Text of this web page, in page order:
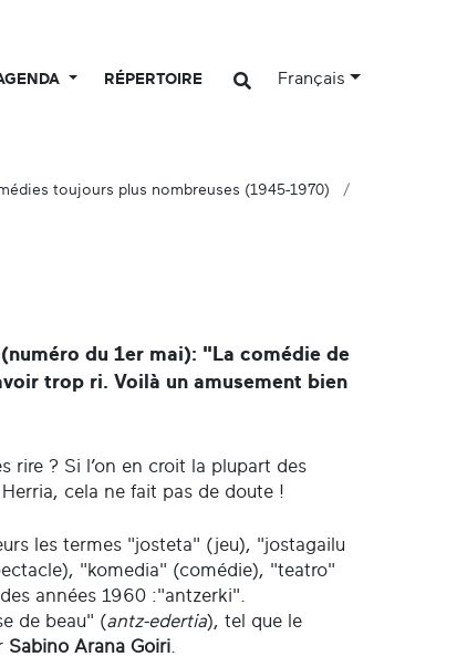
RÉPERTOIRE Français
toujours plus nombreuses (1945-1970)
du 1er mai): "La comédie de
trop ri. Voilà un amusement bien
rire ? Si l’on en croit la plupart des
cela ne fait pas de doute !
les termes "josteta" (jeu), "jostagailu
"komedia" (comédie), "teatro"
années 1960 :"antzerki".
de beau" (antz-edertia), tel que le
Sabino Arana Goiri